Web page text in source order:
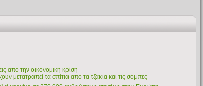
απο την οικονομική κρίση
μετατραπεί τα σπίτια απο τα τζάκια και τις σόμπες